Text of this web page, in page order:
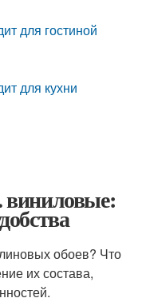
для гостиной
для кухни
виниловые:
обоев? Что
их состава,